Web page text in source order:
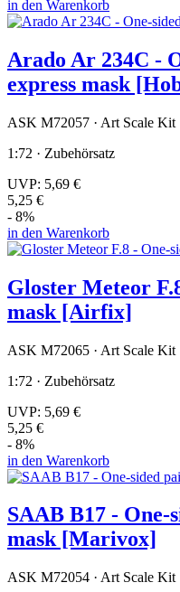
in den Warenkorb
Arado Ar 234C -
express mask
ASK M72057 · Art Scale Kit
1:72 · Zubehörsatz
UVP: 5,69 €
5,25 €
- 8%
in den Warenkorb
Gloster Meteor
mask [Airfix]
ASK M72065 · Art Scale Kit
1:72 · Zubehörsatz
UVP: 5,69 €
5,25 €
- 8%
in den Warenkorb
SAAB B17 - One-
mask [Marivox]
ASK M72054 · Art Scale Kit